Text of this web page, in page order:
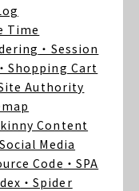
Time
・Session
・Shopping Cart
Site Authority
Content
Social Media
Code ・SPA
・Spider